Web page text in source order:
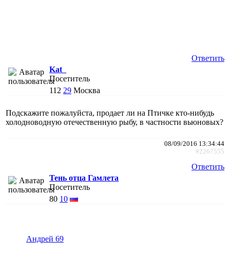
Ответить
Kat_
Посетитель
112 29 Москва
Подскажите пожалуйста, продает ли на Птичке кто-нибудь
холодноводную отечественную рыбу, в частности вьюновых?
08/09/2016 13:34:44
#2267555
Ответить
Тень отца Гамлета
Посетитель
80 10
Андрей 69